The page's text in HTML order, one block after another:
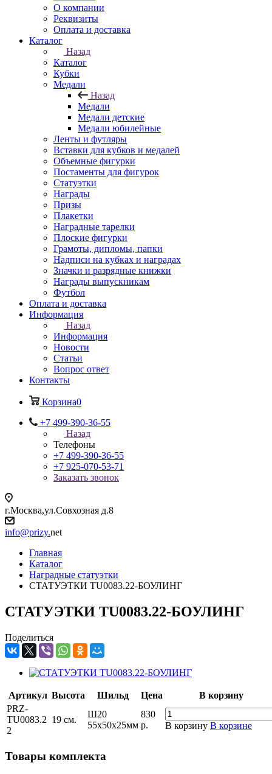
О компании
Реквизиты
Оплата и доставка
Каталог
Назад
Каталог
Кубки
Медали
Назад
Медали
Медали детские
Медали юбилейные
Ленты и футляры
Вставки для кубков и медалей
Объемные фигурки
Постаменты для фигурок
Статуэтки
Награды
Призы
Плакетки
Наградные тарелки
Плоские фигурки
Грамоты, дипломы, папки
Надписи на кубках и наградах
Значки и разрядные книжки
Награды выпускникам
Футбол
Оплата и доставка
Информация
Назад
Информация
Новости
Статьи
Вопрос ответ
Контакты
Корзина0
+7 499-390-36-55
Назад
Телефоны
+7 499-390-36-55
+7 925-070-53-71
Заказать звонок
г.Москва,ул.Совхозная д.8
info@prizy.net
Главная
Каталог
Наградные статуэтки
СТАТУЭТКИ TU0083.22-БОУЛИНГ
СТАТУЭТКИ TU0083.22-БОУЛИНГ
Поделиться
Артикул Высота Шильд Цена
В корзину
PRZ-
TU0083.2
2
19 см.
Ш20
55x50х25мм
830
р.
В корзину В корзине
Товары комплекта